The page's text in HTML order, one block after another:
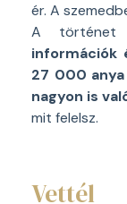
ér. A
A történet
információk
27 000
nagyon is
mit felelsz.